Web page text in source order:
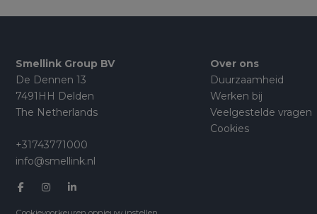
Smellink Group BV
De Dennen 13
7491HH Delden
The Netherlands
+31743771000
info@smellink.nl
Over ons
Duurzaamheid
Werken bij
Veelgestelde vragen
Cookies